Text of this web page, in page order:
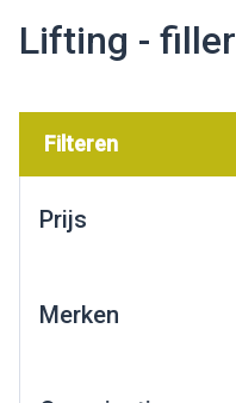
Lifting - filler
Filteren
Prijs
Merken